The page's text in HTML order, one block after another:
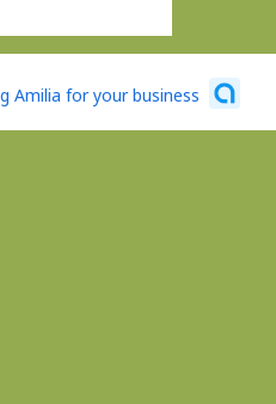
Amilia for your business